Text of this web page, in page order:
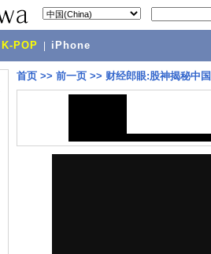
K-POP iPhone
首页 >> 前一页 >> 财经郎眼:股神揭秘中